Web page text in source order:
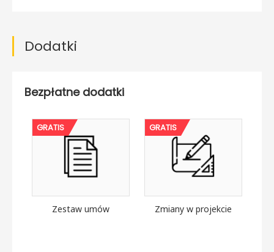
Dodatki
Bezpłatne dodatki
GRATIS
Zestaw umów
GRATIS
Zmiany w projekcie